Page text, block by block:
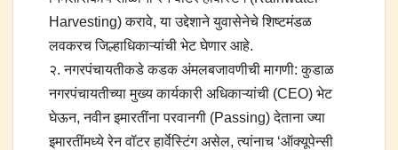
Harvesting) करावे, या उद्देशाने युवासेनेचे शिष्टमंडळ
लवकरच जिल्हाधिकाऱ्यांची भेट घेणार आहे.
२. नगरपंचायतीकडे कडक अंमलबजावणीची मागणी: कुडाळ
नगरपंचायतीच्या मुख्य कार्यकारी अधिकाऱ्यांची (CEO) भेट
घेऊन, नवीन इमारतींना परवानगी (Passing) देताना ज्या
इमारतींमध्ये रेन वॉटर हार्वेस्टिंग असेल, त्यांनाच ‘ऑक्यूपेन्सी